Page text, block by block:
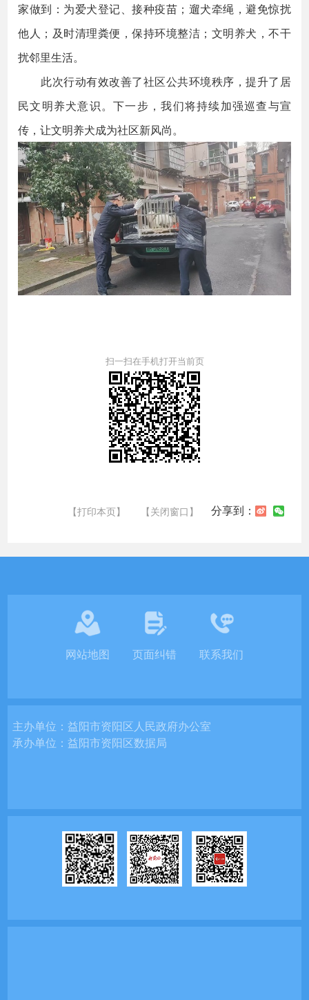
家做到：为爱犬登记、接种疫苗；遛犬牵绳，避免惊扰
他人；及时清理粪便，保持环境整洁；文明养犬，不干
扰邻里生活。
此次行动有效改善了社区公共环境秩序，提升了居
民文明养犬意识。下一步，我们将持续加强巡查与宣
传，让文明养犬成为社区新风尚。
扫一扫在手机打开当前页
【打印本页】 【关闭窗口】 分享到：
网站地图 页面纠错 联系我们
主办单位：益阳市资阳区人民政府办公室
承办单位：益阳市资阳区数据局